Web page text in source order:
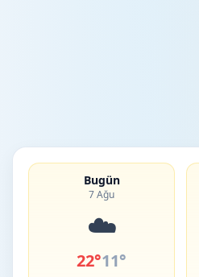
Bugün
7 Ağu
☁️
22°11°